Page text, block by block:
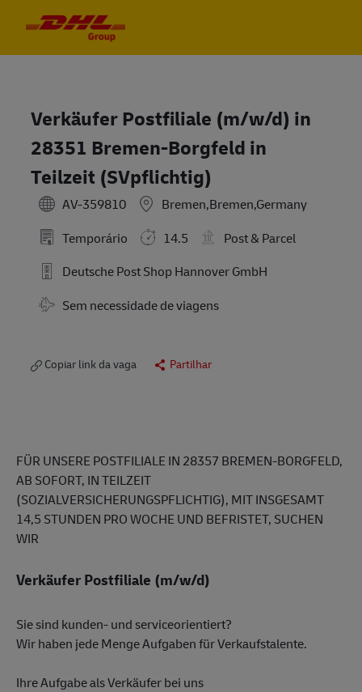
Verkäufer Postfiliale (m/w/d) in
28351 Bremen-Borgfeld in
Teilzeit (SVpflichtig)
AV-359810
Bremen,Bremen,Germany
Temporário
14.5
Post & Parcel
Deutsche Post Shop Hannover GmbH
Travel Required
Sem necessidade de viagens
Copiar link da vaga Partilhar
FÜR UNSERE POSTFILIALE IN 28357 BREMEN-BORGFELD,
AB SOFORT, IN TEILZEIT
(SOZIALVERSICHERUNGSPFLICHTIG), MIT INSGESAMT
14,5 STUNDEN PRO WOCHE UND BEFRISTET, SUCHEN
WIR
Verkäufer Postfiliale (m/w/d)
Sie sind kunden- und serviceorientiert?
Wir haben jede Menge Aufgaben für Verkaufstalente.
Ihre Aufgabe als Verkäufer bei uns